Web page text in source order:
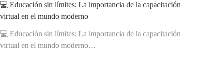
💻 Educación sin límites: La importancia de la capacitación
virtual en el mundo moderno
💻 Educación sin límites: La importancia de la capacitación
virtual en el mundo moderno…